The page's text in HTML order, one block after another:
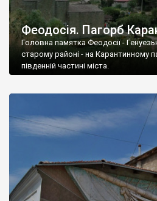
Феодосія. Пагорб
Головна памятка Феодосії -
старому районі - на Карантинному
південній частині міста.